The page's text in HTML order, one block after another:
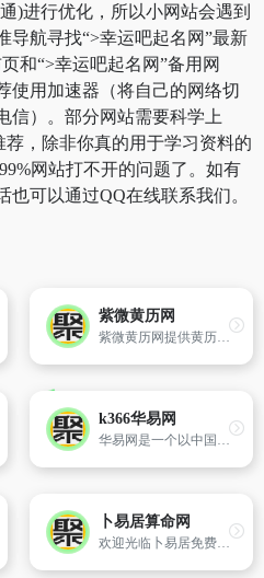
)进行优化，所以小网站会遇到
导航寻找“>幸运吧起名网”最新
和“>幸运吧起名网”备用网
使用加速器（将自己的网络切
信）。部分网站需要科学上
荐，除非你真的用于学习资料的
网站打不开的问题了。如有
可以通过QQ在线联系我们。
紫微黄历网
紫微黄历网提供黄历查询,周公解梦,节气,十二星座等栏目传统文化内容。
k366华易网
华易网是一个以中国传统文化为主要内容,以促进社会和谐,传承传统文化为目的的网站。本网站为网民提供优质、科学、积极、正向的资讯和周易衍生应用产品,帮助网民正确看待生活中的跌宕起伏,引导网民积极、正向、乐观面对生活,从容面对生活中的困难和挫折,从而提升自我能力和修养,让生活得到改善。本站提供测算工具的目的主要在于让广大网民更简单、方便地去了解和学习中华传统的周易文化,在生活中融入传统文化,让传统文化能得到更好的传承,让传统文化帮助我们改善生活,激发社会的正能量,促进社会的和谐发展。
卜易居算命网
欢迎光临卜易居免费算命大全！本站是网上算命最准的网站,主要测算项目有生辰八字算命,姓名测试,在线算命,周易算命,在线抽签,姓名算命,起名网免费测名,在线算命,老黄历查询,周易占卜,八字算命婚姻,周公解梦,万年历,周易算卦,手机号码测吉凶,姓名配对,车牌号码吉凶,塔罗牌占卜,2024年生肖运程,宝宝起名打分,起名字大全等内容;